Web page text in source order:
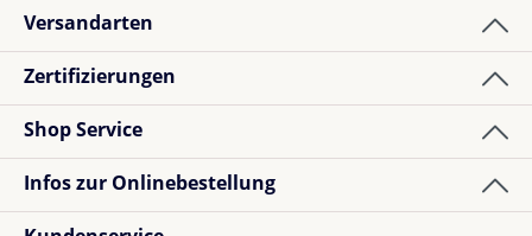
Versandarten
Zertifizierungen
Shop Service
Infos zur Onlinebestellung